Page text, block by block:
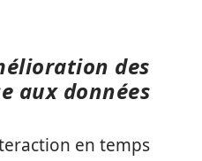
des
aux données
en temps